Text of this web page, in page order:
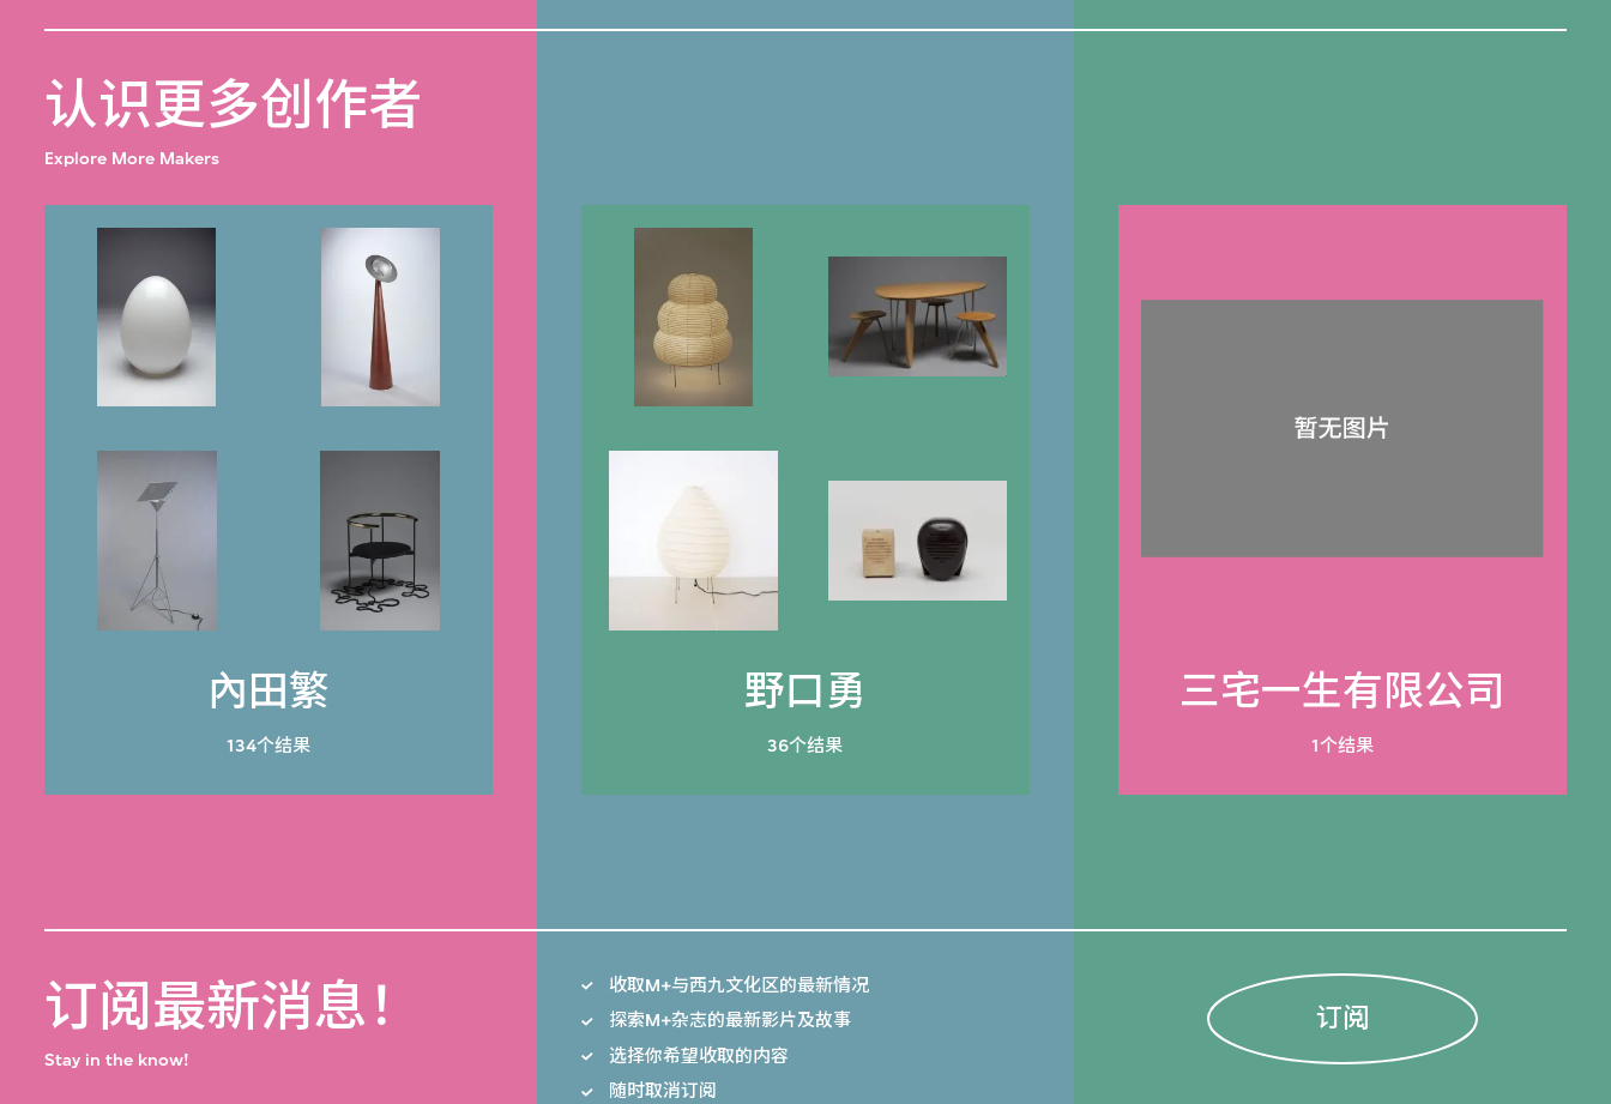
认识更多创作者
Explore More Makers
內田繁
134个结果
野口勇
36个结果
三宅一生有限公司
1个结果
订阅最新消息！
Stay in the know!
收取M+与西九文化区的最新情况
探索M+杂志的最新影片及故事
选择你希望收取的内容
随时取消订阅
订阅